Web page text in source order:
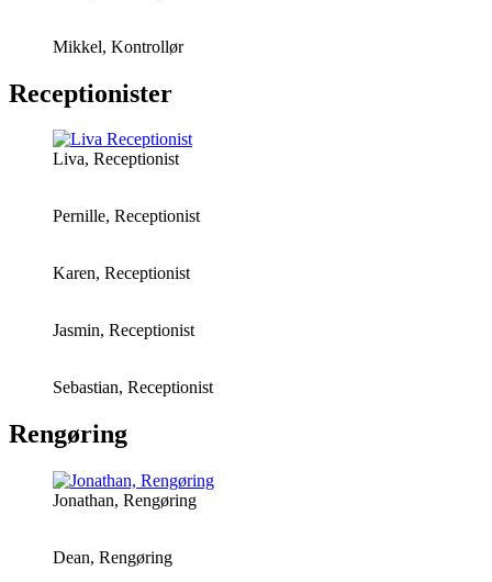
Mikkel, Kontrollør
Receptionister
Liva, Receptionist
Pernille, Receptionist
Karen, Receptionist
Jasmin, Receptionist
Sebastian, Receptionist
Rengøring
Jonathan, Rengøring
Dean, Rengøring